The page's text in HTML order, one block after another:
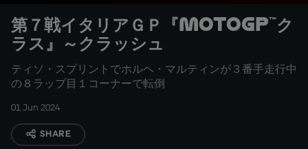
第７戦イタリアＧＰ『MotoGP™ク
ラス』～クラッシュ
ティソ・スプリントでホルヘ・マルティンが３番手走行中
の８ラップ目１コーナーで転倒
01 Jun 2024
SHARE